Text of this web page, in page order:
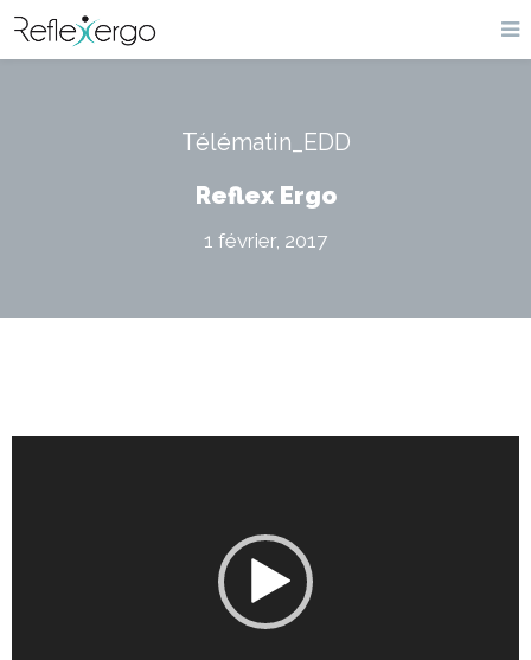
Télématin_EDD
Reflex Ergo
1 février, 2017